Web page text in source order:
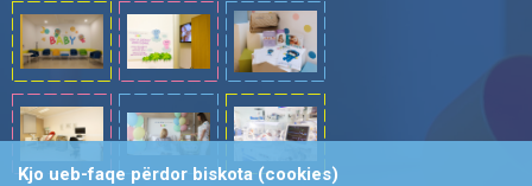
Kjo ueb-faqe përdor biskota (cookies)